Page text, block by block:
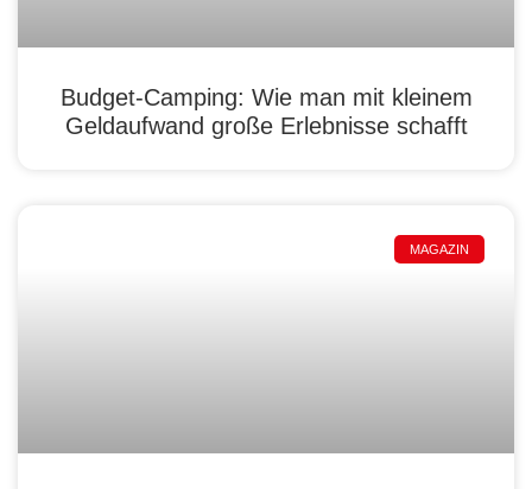
Budget-Camping: Wie man mit kleinem
Geldaufwand große Erlebnisse schafft
MAGAZIN